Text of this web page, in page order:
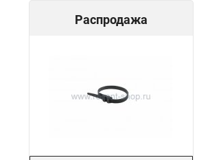
Распродажа